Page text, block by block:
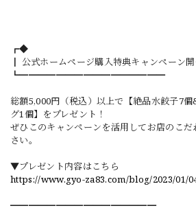
┏◆
┃ 公式ホームページ購入特典キャンペーン開
┗━━━━━━━━━━━━━━━━
総額5,000円（税込）以上で【絶品水餃子7
グ1個】をプレゼント！
ぜひこのキャンペーンを活用してお店のこ
さい。
▼プレゼント内容はこちら
https://www.gyo-za83.com/blog/2023/01/
━━━━━━━━━━━━━━━━